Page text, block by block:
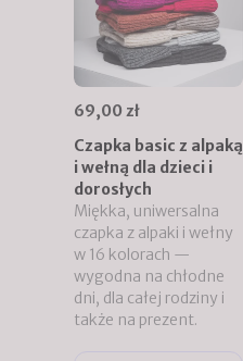
69,00 zł
Czapka basic z alpaką
i wełną dla dzieci i
dorosłych
Miękka, uniwersalna
czapka z alpaki i wełny
w 16 kolorach —
wygodna na chłodne
dni, dla całej rodziny i
także na prezent.